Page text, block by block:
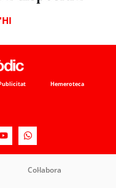
Hemeroteca
Col·labora